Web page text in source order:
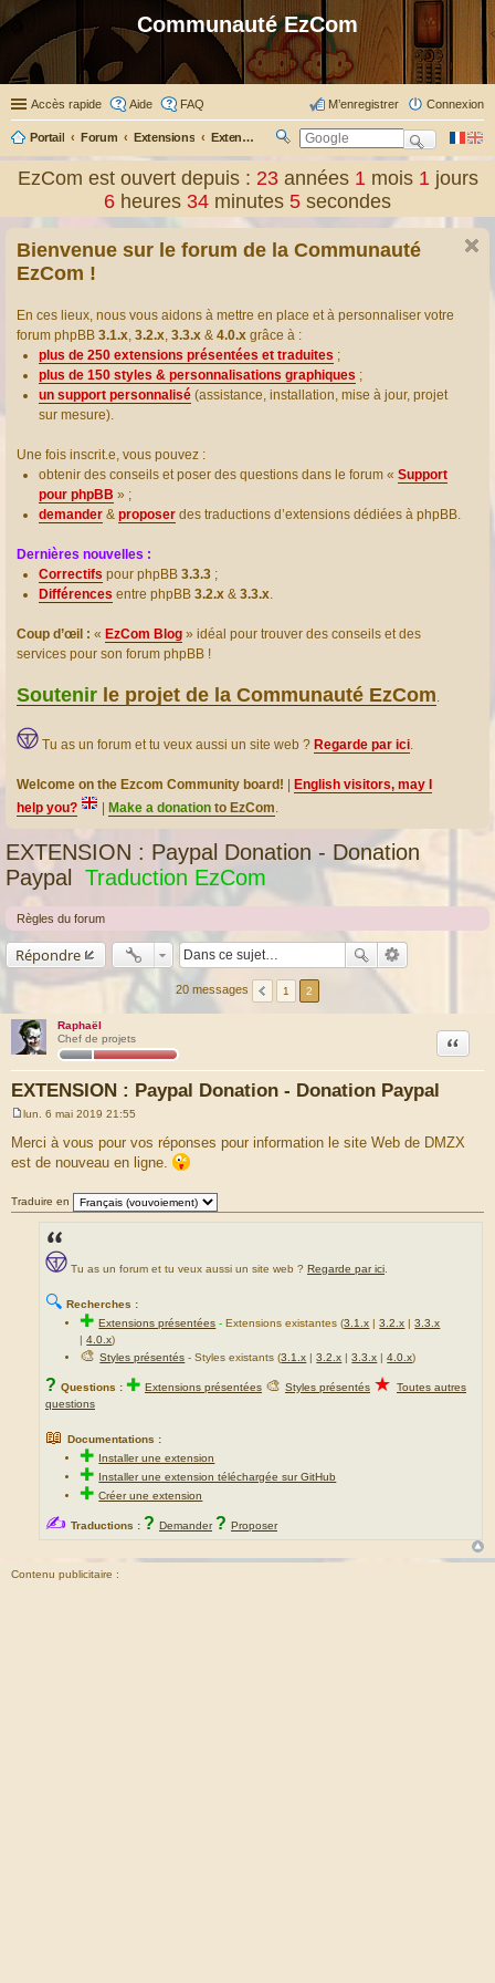
Communauté EzCom
Accès rapide Aide FAQ Connexion
M’enregistrer
Portail Forum Extensions Extensions présentées & traduites
er
EzCom est ouvert depuis : 23 années1 mois1 jours
6 heures 34 minutes 5 secondes
Bienvenue sur le forum de la Communauté
EzCom !
En ces lieux, nous vous aidons à mettre en place et à personnaliser votre
forum phpBB 3.1.x, 3.2.x, 3.3.x & 4.0.x grâce à :
plus de 250 extensions présentées et traduites ;
plus de 150 styles & personnalisations graphiques ;
un support personnalisé (assistance, installation, mise à jour, projet
sur mesure).
Une fois inscrit.e, vous pouvez :
obtenir des conseils et poser des questions dans le forum « Support
pour phpBB » ;
demander & proposer des traductions d’extensions dédiées à phpBB.
Dernières nouvelles :
Correctifs pour phpBB 3.3.3 ;
Différences entre phpBB 3.2.x & 3.3.x.
Coup d’œil : « EzCom Blog » idéal pour trouver des conseils et des
services pour son forum phpBB !
Soutenir le projet de la Communauté EzCom.
Tu as un forum et tu veux aussi un site web ? Regarde par ici.
Welcome on the Ezcom Community board!
English visitors, may I
help you?
Make a donation to EzCom.
EXTENSION : Paypal Donation - Donation
Paypal
Traduction EzCom
Règles du forum
Répondre
20 messages 1 2
Raphaël
Chef de projets
EXTENSION : Paypal Donation - Donation Paypal
Citation
s
s
e
lun. 6 mai 2019 21:55
Merci à vous pour vos réponses pour information le site Web de DMZX
est de nouveau en ligne.
Traduire en
Tu as un forum et tu veux aussi un site web ? Regarde par ici
🔍 Recherches :
✚Extensions présentées -Extensions existantes (3.1.x |3.2.x |3.3.x
|4.0.x)
🎨Styles présentés - Styles existants (3.1.x |3.2.x |3.3.x |4.0.x)
? Questions : ✚ Extensions présentées 🎨 Styles présentés ★ Toutes autres
questions
📖 Documentations :
✚ Installer une extension
✚ Installer une extension téléchargée sur GitHub
✚Créer une extension
✍ Traductions : ? Demander ? Proposer
Contenu publicitaire :